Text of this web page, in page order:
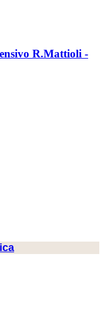
R.Mattioli -